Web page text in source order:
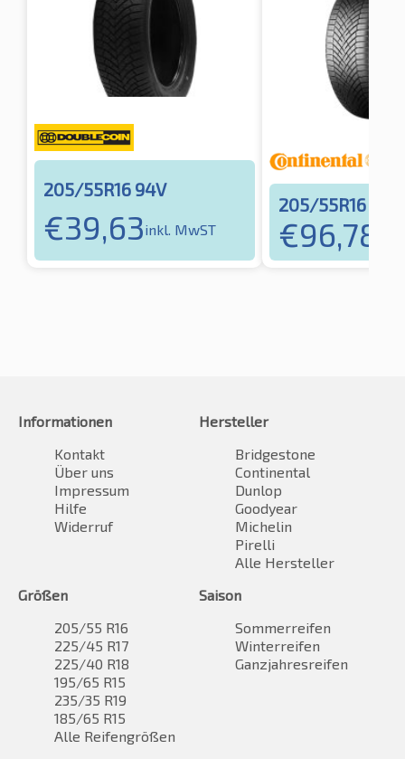
205/55R16 94V
€39,63inkl. MwST
205/55R16 94V
€96,78
Informationen
Kontakt
Über uns
Impressum
Hilfe
Widerruf
Hersteller
Bridgestone
Continental
Dunlop
Goodyear
Michelin
Pirelli
Alle Hersteller
Größen
205/55 R16
225/45 R17
225/40 R18
195/65 R15
235/35 R19
185/65 R15
Alle Reifengrößen
Saison
Sommerreifen
Winterreifen
Ganzjahresreifen